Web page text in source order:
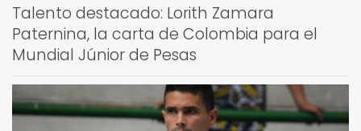
Talento destacado: Lorith Zamara
Paternina, la carta de Colombia para el
Mundial Júnior de Pesas